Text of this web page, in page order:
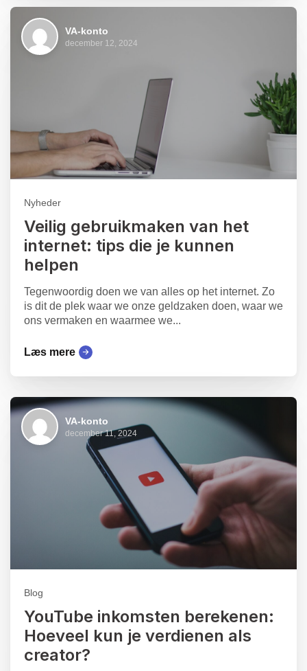
VA-konto
december 12, 2024
Nyheder
Veilig gebruikmaken van het
internet: tips die je kunnen
helpen
Tegenwoordig doen we van alles op het internet. Zo
is dit de plek waar we onze geldzaken doen, waar we
ons vermaken en waarmee we...
Læs mere
VA-konto
december 11, 2024
Blog
YouTube inkomsten berekenen:
Hoeveel kun je verdienen als
creator?